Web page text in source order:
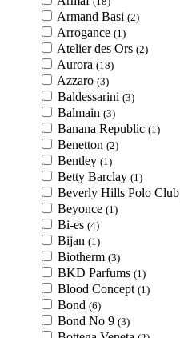
Armand Basi (2)
Arrogance (1)
Atelier des Ors (2)
Aurora (18)
Azzaro (3)
Baldessarini (3)
Balmain (3)
Banana Republic (1)
Benetton (2)
Bentley (1)
Betty Barclay (1)
Beverly Hills Polo Club
Beyonce (1)
Bi-es (4)
Bijan (1)
Biotherm (3)
BKD Parfums (1)
Blood Concept (1)
Bond (6)
Bond No 9 (3)